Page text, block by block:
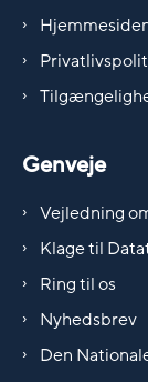
Genveje
Vejledning
Klage til
Ring til os
Nyhedsbrev
Den